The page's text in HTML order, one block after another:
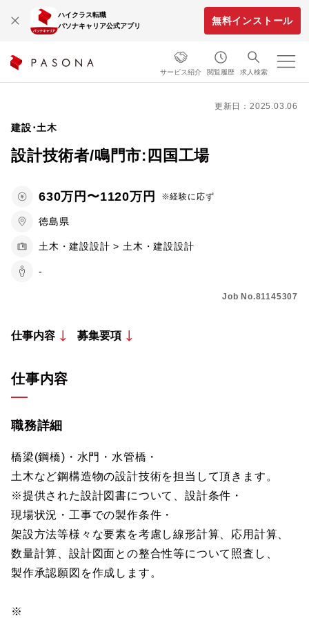
ハイクラス転職
パソナキャリア公式アプリ
無料インストール
サービス紹介 閲覧履歴 求人検索
更新日：2025.03.06
建設･土木
設計技術者/鳴門市:四国工場
630万円〜1120万円 ※経験に応ず
徳島県
土木・建設設計 > 土木・建設設計
-
Job No.81145307
仕事内容 募集要項
仕事内容
職務詳細
橋梁(鋼橋)・水門・水管橋・
土木など鋼構造物の設計技術を担当して頂きます。
※提供された設計図書について、設計条件・
現場状況・工事での製作条件・
架設方法等様々な要素を考慮し線形計算、応用計算、
数量計算、設計図面との整合性等について照査し、
製作承認願図を作成します。
※